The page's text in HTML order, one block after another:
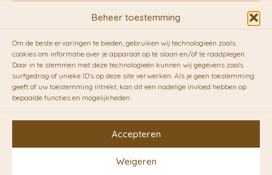
Beheer toestemming
Om de beste ervaringen te bieden, gebruiken wij technologieën zoals
cookies om informatie over je apparaat op te slaan en/of te raadplegen.
Door in te stemmen met deze technologieën kunnen wij gegevens zoals
surfgedrag of unieke ID's op deze site verwerken. Als je geen toestemming
geeft of uw toestemming intrekt, kan dit een nadelige invloed hebben op
bepaalde functies en mogelijkheden.
Accepteren
Weigeren
RADIJS werkt samen met de duurzame bezorgdienst
vanFietskoeriers.nl. Pakketten (mits voorradig) voor
10.00 uur besteld op een doordeweekse dag,
bezorgen zij soms nog op dezelfde dag in de
avonduren! Brievenbuspakjes de volgende dag. En
waar mogelijk ook echt op de fiets!!